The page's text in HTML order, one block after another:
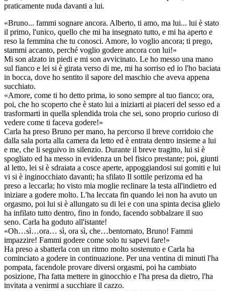
praticamente nuda davanti a lui.
«Bruno... fammi sognare ancora. Alberto, ti amo, ma lui... lui è stato
il primo, l'unico, quello che mi ha insegnato tutto, e mi ha aperto e
reso la femmina che tu conosci. Amore, lo voglio ancora; ti prego,
stammi accanto, perché voglio godere ancora con lui!»
Mi son alzato in piedi e mi son avvicinato. Le ho messo una mano
sul fianco e lei si è girata verso di me, mi ha sorriso ed io l'ho baciata
in bocca, dove ho sentito il sapore del maschio che aveva appena
succhiato.
«Amore, come ti ho detto prima, io sono sempre al tuo fianco; ora,
poi, che ho scoperto che è stato lui a iniziarti ai piaceri del sesso ed a
trasformarti in quella splendida troia che sei, sono proprio curioso di
vedere come ti faceva godere!»
Carla ha preso Bruno per mano, ha percorso il breve corridoio che
dalla sala porta alla camera da letto ed è entrata dentro insieme a lui
e me, che li seguivo in silenzio. Durante il breve tragitto, lui si è
spogliato ed ha messo in evidenza un bel fisico prestante; poi, giunti
al letto, lei si è sdraiata a cosce aperte, appoggiandosi sui gomiti e lui
vi si è inginocchiato davanti; ha sfilato Il sottile perizoma ed ha
preso a leccarla; ho visto mia moglie reclinare la testa all'indietro ed
iniziare a godere molto. L'ha leccata fin quando lei non ha avuto un
orgasmo, poi lui si è allungato su di lei e con una spinta decisa glielo
ha infilato tutto dentro, fino in fondo, facendo sobbalzare il suo
seno. Carla ha goduto all'istante!
«Oh…sì…ora… sì, ora sì, che…bentornato, Bruno! Fammi
impazzire! Fammi godere come solo tu sapevi fare!»
Ha preso a sbatterla con un ritmo molto sostenuto e Carla ha
cominciato a godere in continuazione. Per una ventina di minuti l'ha
pompata, facendole provare diversi orgasmi, poi ha cambiato
posizione, l'ha fatta mettere in ginocchio e l'ha presa da dietro, l'ha
invitata a venirmi a succhiare il cazzo.